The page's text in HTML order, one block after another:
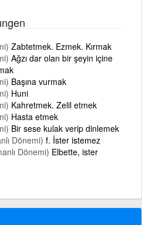
Zabtetmek. Ezmek. Kırmak
Ağzı dar olan bir şeyin içine
Başına vurmak
Huni
Kahretmek. Zelil etmek
Hasta etmek
Bir sese kulak verip dinlemek
Dönemi) f. İster istemez
Dönemi) Elbette, ister